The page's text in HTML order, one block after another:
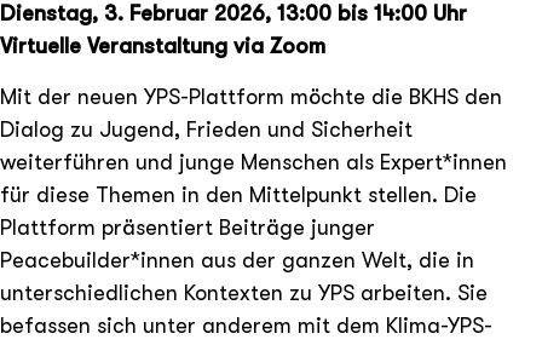
Dienstag, 3. Februar 2026, 13:00 bis 14:00 Uhr
Virtuelle Veranstaltung via Zoom
Mit der neuen YPS-Plattform möchte die BKHS den
Dialog zu Jugend, Frieden und Sicherheit
weiterführen und junge Menschen als Expert*innen
für diese Themen in den Mittelpunkt stellen. Die
Plattform präsentiert Beiträge junger
Peacebuilder*innen aus der ganzen Welt, die in
unterschiedlichen Kontexten zu YPS arbeiten. Sie
befassen sich unter anderem mit dem Klima-YPS-